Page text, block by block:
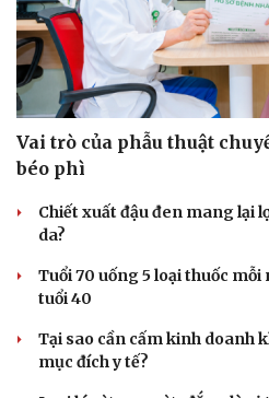
Du lịch
Săn Tour
check-in
Vai trò của phẫu thuật
béo phì
Chiết xuất đậu đen mang lại
da?
Tuổi 70 uống 5 loại thuốc
tuổi 40
Tại sao cần cấm kinh doanh
mục đích y tế?